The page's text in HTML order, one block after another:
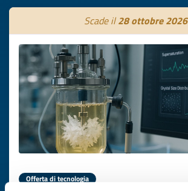
Scade il28 ottobre 2026
Offerta di tecnologia